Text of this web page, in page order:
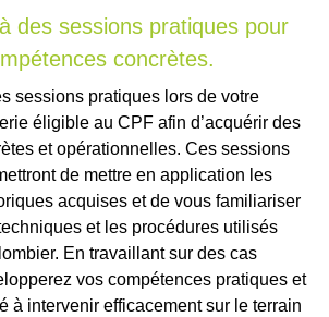
des sessions pratiques pour
concrètes.
sessions pratiques lors de votre
éligible au CPF afin d’acquérir des
et opérationnelles. Ces sessions
de mettre en application les
acquises et de vous familiariser
et les procédures utilisés
En travaillant sur des cas
vos compétences pratiques et
à intervenir efficacement sur le terrain